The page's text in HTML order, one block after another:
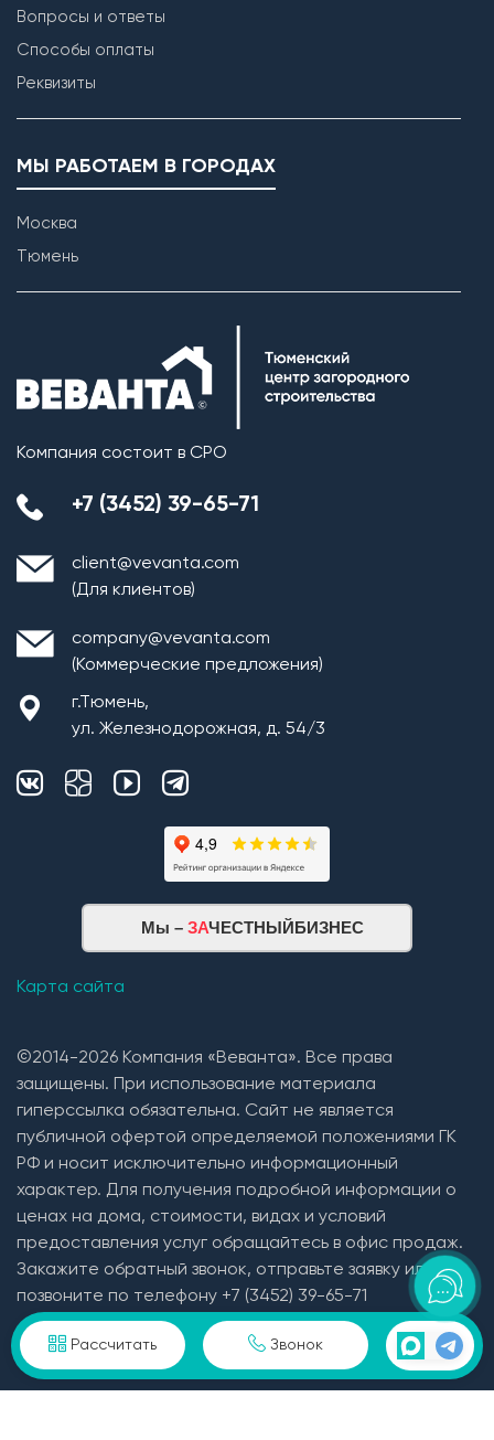
Рассчитать Звонок
Вопросы и ответы
Способы оплаты
Реквизиты
МЫ РАБОТАЕМ В ГОРОДАХ
Москва
Тюмень
Компания состоит в СРО
+7 (3452) 39-65-71
client@vevanta.com
(Для клиентов)
company@vevanta.com
(Коммерческие предложения)
г.Тюмень,
ул. Железнодорожная, д. 54/3
Мы – ЗАЧЕСТНЫЙБИЗНЕС
Карта сайта
©2014-2026 Компания «Веванта». Все права
защищены. При использование материала
гиперссылка обязательна. Сайт не является
публичной офертой определяемой положениями ГК
РФ и носит исключительно информационный
характер. Для получения подробной информации о
ценах на дома, стоимости, видах и условий
предоставления услуг обращайтесь в офис продаж.
Закажите обратный звонок, отправьте заявку или
позвоните по телефону +7 (3452) 39-65-71
Пользовательское соглашение и политика
конфиденциальности в отношении персональных